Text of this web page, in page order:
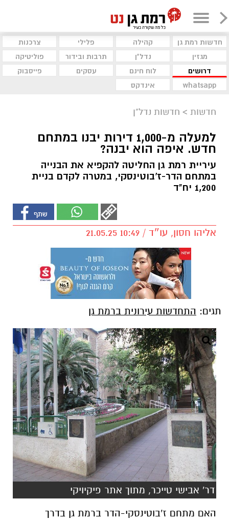
חדשות רמת גן קהילה פלילי
צרכנות
מגזין
נדל"ן תרבות ובידור
פוליטיקה
דרושים
לוח חינם עסקים
פייסבוק
whatsapp
אינדקס
חדשות > חדשות נדל"ן
למעלה מ-1,000 דירות יבנו במתחם
חדש. איפה הוא יבנה?
עיריית רמת גן החליטה להקפיא את הבנייה
במתחם הדר-ז'בוטינסקי, במטרה לקדם בניית
1,200 יח"ד
אליהו חסון, עו״ד / 10:49 21.05.25
תגים: התחדשות עירונית ברמת גן
דר' אבישי טייכר, מתוך אתר פיקיויקי
האם מתחם ז'בוטינסקי-הדר ברמת גן בדרך